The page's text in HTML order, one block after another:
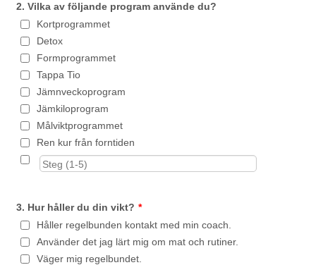
2. Vilka av följande program använde du?
Kortprogrammet
Detox
Formprogrammet
Tappa Tio
Jämnveckoprogram
Jämkiloprogram
Målviktprogrammet
Ren kur från forntiden
3. Hur håller du din vikt? *
Håller regelbunden kontakt med min coach.
Använder det jag lärt mig om mat och rutiner.
Väger mig regelbundet.